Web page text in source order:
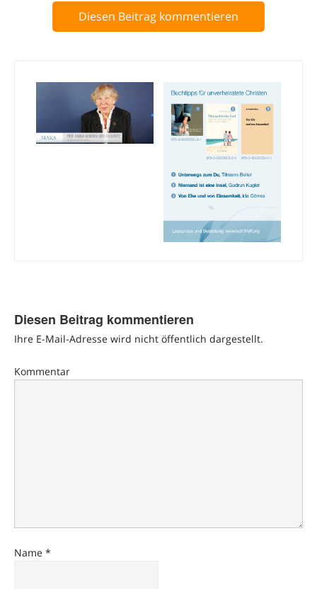
Diesen Beitrag kommentieren
Diesen Beitrag kommentieren
Ihre E-Mail-Adresse wird nicht öffentlich dargestellt.
Kommentar
Name *